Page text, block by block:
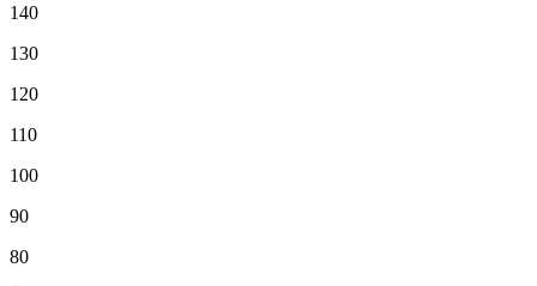
140
130
120
110
100
90
80